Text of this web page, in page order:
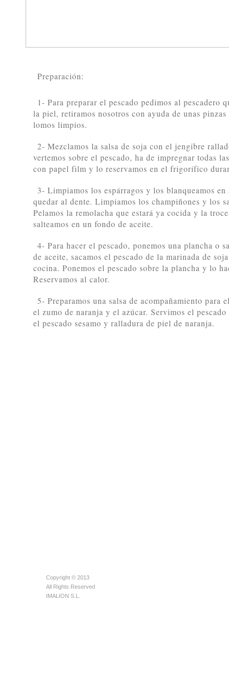
Preparación:
1- Para preparar el pescado pedimos al
la piel, retiramos nosotros con ayuda de unas
lomos limpios.
2- Mezclamos la salsa de soja con el jengibre
vertemos sobre el pescado, ha de impregnar todas
con papel film y lo reservamos en el frigorífico
3- Limpiamos los espárragos y los blanqueamos
quedar al dente. Limpiamos los champiñones y los
Pelamos la remolacha que estará ya cocida y la
salteamos en un fondo de aceite.
4- Para hacer el pescado, ponemos una plancha o
de aceite, sacamos el pescado de la marinada de
cocina. Ponemos el pescado sobre la plancha y lo
Reservamos al calor.
5- Preparamos una salsa de acompañamiento para
el zumo de naranja y el azúcar. Servimos el
el pescado sesamo y ralladura de piel de naranja.
Copyright © 2013
All Rights Reserved
IMALION S.L.